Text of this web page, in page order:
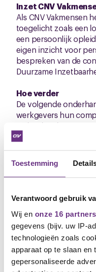
Toestemming
Verantwoord gebruik
Wij en onze 16 partners
gegevens (bijv. uw IP-
technologieën zoals
apparaat op te slaan en
gepersonaliseerde
Inzet CNV
Als CNV Vakmensen
toegelicht zoals een
een persoonlijk
eigen inzicht voor
bespreken van de
Duurzame
Hoe verder
De volgende
werkgevers hun
Ook zal er dan een
gegeven over hoe de
bedrijfskosten en
De volgende
We houden je op de
Leo Bons
Bestuurder CNV
M: 06 51 60 19 92
E: